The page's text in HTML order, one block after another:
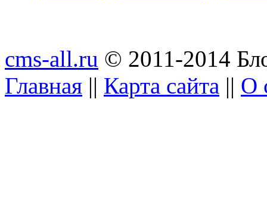
cms-all.ru © 2011-2014
Главная || Карта сайта || О